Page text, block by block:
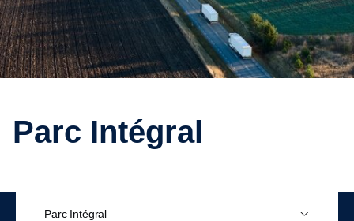
Parc Intégral
Parc Intégral